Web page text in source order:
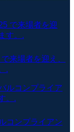
来場者を迎え、
.
コンプライアン